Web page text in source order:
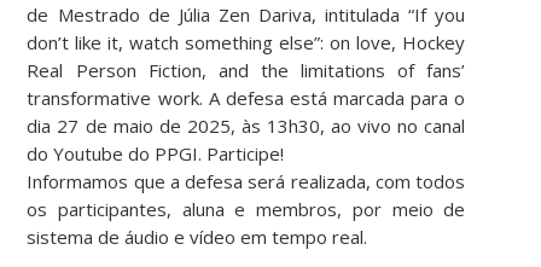
de Mestrado de Júlia Zen Dariva, intitulada “If you
don’t like it, watch something else”: on love, Hockey
Real Person Fiction, and the limitations of fans’
transformative work. A defesa está marcada para o
dia 27 de maio de 2025, às 13h30, ao vivo no canal
do Youtube do PPGI. Participe!
Informamos que a defesa será realizada, com todos
os participantes, aluna e membros, por meio de
sistema de áudio e vídeo em tempo real.